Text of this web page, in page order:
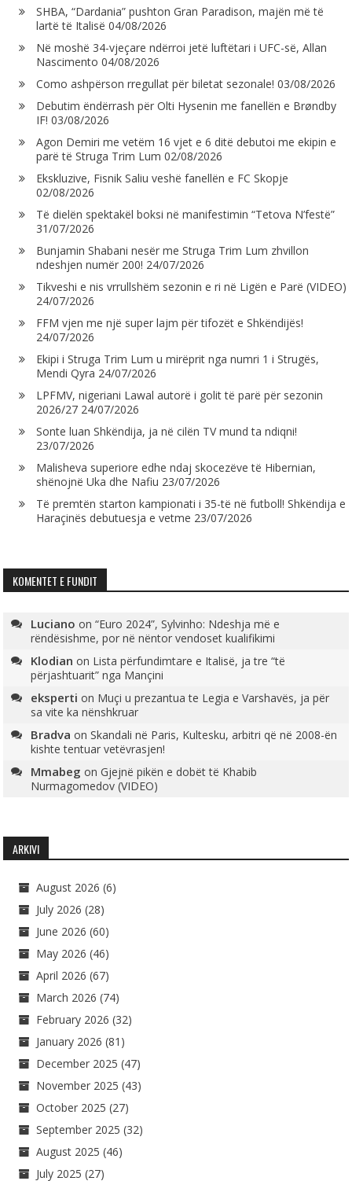
SHBA, “Dardania” pushton Gran Paradison, majën më të
lartë të Italisë 04/08/2026
Në moshë 34-vjeçare ndërroi jetë luftëtari i UFC-së, Allan
Nascimento 04/08/2026
Como ashpërson rregullat për biletat sezonale! 03/08/2026
Debutim ëndërrash për Olti Hysenin me fanellën e Brøndby
IF! 03/08/2026
Agon Demiri me vetëm 16 vjet e 6 ditë debutoi me ekipin e
parë të Struga Trim Lum 02/08/2026
Ekskluzive, Fisnik Saliu veshë fanellën e FC Skopje
02/08/2026
Të dielën spektakël boksi në manifestimin “Tetova N’festë”
31/07/2026
Bunjamin Shabani nesër me Struga Trim Lum zhvillon
ndeshjen numër 200! 24/07/2026
Tikveshi e nis vrrullshëm sezonin e ri në Ligën e Parë (VIDEO)
24/07/2026
FFM vjen me një super lajm për tifozët e Shkëndijës!
24/07/2026
Ekipi i Struga Trim Lum u mirëprit nga numri 1 i Strugës,
Mendi Qyra 24/07/2026
LPFMV, nigeriani Lawal autorë i golit të parë për sezonin
2026/27 24/07/2026
Sonte luan Shkëndija, ja në cilën TV mund ta ndiqni!
23/07/2026
Malisheva superiore edhe ndaj skocezëve të Hibernian,
shënojnë Uka dhe Nafiu 23/07/2026
Të premtën starton kampionati i 35-të në futboll! Shkëndija e
Haraçinës debutuesja e vetme 23/07/2026
KOMENTET E FUNDIT
Luciano on“Euro 2024”, Sylvinho: Ndeshja më e
rëndësishme, por në nëntor vendoset kualifikimi
Klodian on Lista përfundimtare e Italisë, ja tre “të
përjashtuarit” nga Mançini
eksperti on Muçi u prezantua te Legia e Varshavës, ja për
sa vite ka nënshkruar
Bradva onSkandali në Paris, Kultesku, arbitri që në 2008-ën
kishte tentuar vetëvrasjen!
Mmabeg onGjejnë pikën e dobët të Khabib
Nurmagomedov (VIDEO)
ARKIVI
August 2026 (6)
July 2026 (28)
June 2026 (60)
May 2026 (46)
April 2026 (67)
March 2026 (74)
February 2026 (32)
January 2026 (81)
December 2025 (47)
November 2025 (43)
October 2025 (27)
September 2025 (32)
August 2025 (46)
July 2025 (27)